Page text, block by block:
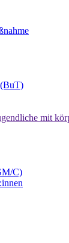
mit
C)